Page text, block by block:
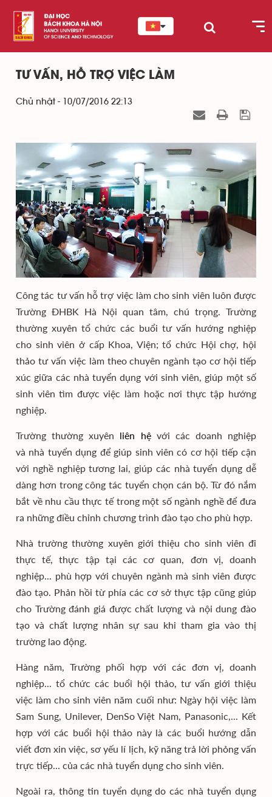
TƯ VẤN, HỖ TRỢ VIỆC LÀM
Chủ nhật - 10/07/2016 22:13
Công tác tư vấn hỗ trợ việc làm cho sinh viên luôn được
Trường ĐHBK Hà Nội quan tâm, chú trọng. Trường
thường xuyên tổ chức các buổi tư vấn hướng nghiệp
cho sinh viên ở cấp Khoa, Viện; tổ chức Hội chợ, hội
thảo tư vấn việc làm theo chuyên ngành tạo cơ hội tiếp
xúc giữa các nhà tuyển dụng với sinh viên, giúp một số
sinh viên tìm được việc làm hoặc nơi thực tập hướng
nghiệp.
Trường thường xuyên liên hệ với các doanh nghiệp
và nhà tuyển dụng để giúp sinh viên có cơ hội tiếp cận
với nghề nghiệp tương lai, giúp các nhà tuyển dụng dễ
dàng hơn trong công tác tuyển chọn cán bộ. Từ đó nắm
bắt về nhu cầu thực tế trong một số ngành nghề để đưa
ra những điều chỉnh chương trình đào tạo cho phù hợp.
Nhà trường thường xuyên giới thiệu cho sinh viên đi
thực tế, thực tập tại các cơ quan, đơn vị, doanh
nghiệp... phù hợp với chuyên ngành mà sinh viên được
đào tạo. Phản hồi từ phía các cơ sở thực tập cũng giúp
cho Trường đánh giá được chất lượng và nội dung đào
tạo và chất lượng nhân sự sau khi tham gia vào thị
trường lao động.
Hàng năm, Trường phối hợp với các đơn vị, doanh
nghiệp... tổ chức các buổi hội thảo, tư vấn giới thiệu
việc làm cho sinh viên năm cuối như: Ngày hội việc làm
Sam Sung, Unilever, DenSo Việt Nam, Panasonic,... Kết
hợp với các buổi hội thảo này là các buổi hướng dẫn
viết đơn xin việc, sơ yếu lí lịch, kỹ năng trả lời phỏng vấn
trực tiếp... của các nhà tuyển dụng cho sinh viên.
Ngoài ra, thông tin tuyển dụng do các nhà tuyển dụng